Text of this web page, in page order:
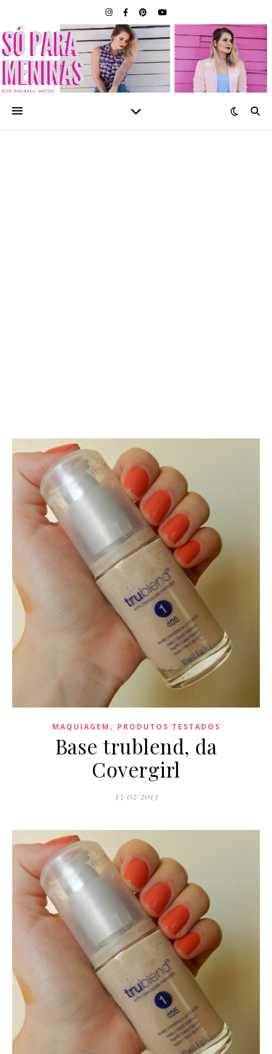
SÓ PARA MENINAS |
BLOG FEMININO POR
RAFAELLI ANTES
MAQUIAGEM , PRODUTOS TESTADOS
Base trublend, da
Covergirl
13/02/2013